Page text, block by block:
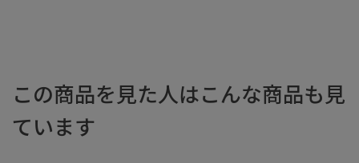
この商品を見た人はこんな商品も見
ています